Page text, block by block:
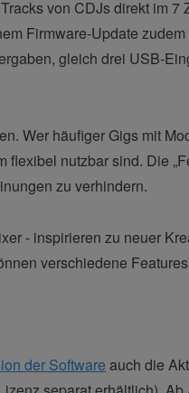
von CDJs direkt im 7
Firmware-Update
gleich drei USB-
Wer häufiger Gigs mit
nutzbar sind. Die
zu verhindern.
- inspirieren zu neuer
verschiedene
der Software auch die